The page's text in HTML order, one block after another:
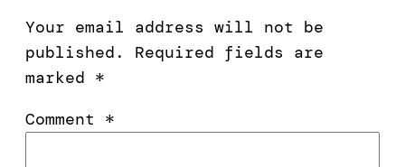
Your email address will not be
published.
Required fields are
marked *
Comment *